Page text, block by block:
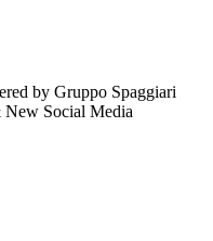
by Gruppo Spaggiari
Social Media